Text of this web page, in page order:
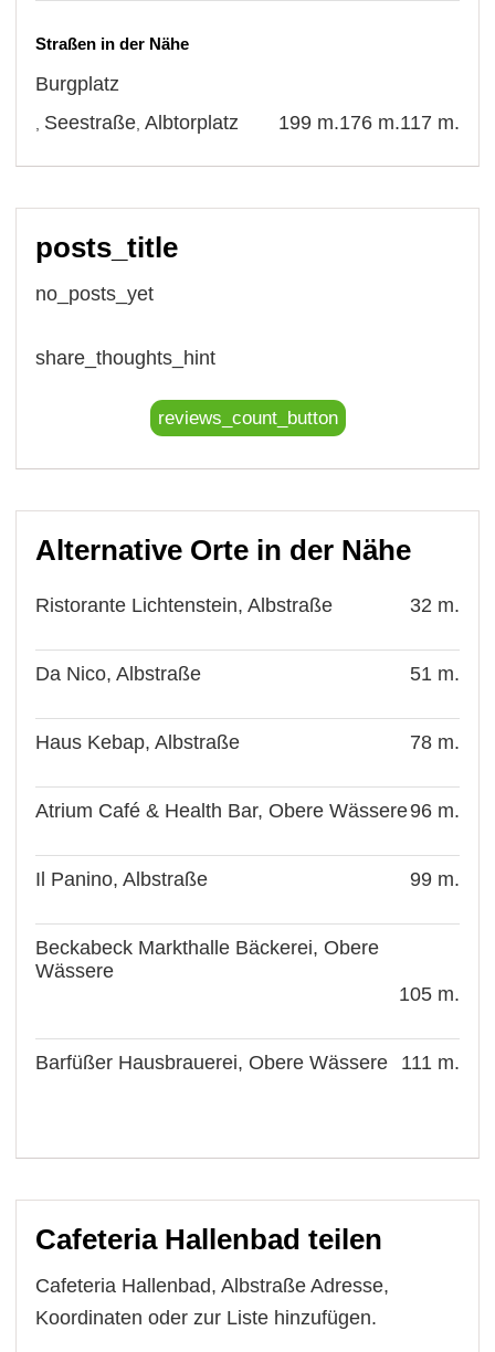
Straßen in der Nähe
Burgplatz
117 m.
Seestraße 176 m.
,Albtorplatz 199 m.
posts_title
no_posts_yet
share_thoughts_hint
reviews_count_button
Alternative Orte in der Nähe
Ristorante Lichtenstein, Albstraße 32 m.
Da Nico, Albstraße 51 m.
Haus Kebap, Albstraße 78 m.
Atrium Café & Health Bar, Obere Wässere96 m.
Il Panino, Albstraße 99 m.
Beckabeck Markthalle Bäckerei, Obere
Wässere
105 m.
Barfüßer Hausbrauerei, Obere Wässere 111 m.
Cafeteria Hallenbad teilen
Cafeteria Hallenbad, Albstraße Adresse,
Koordinaten oder zur Liste hinzufügen.